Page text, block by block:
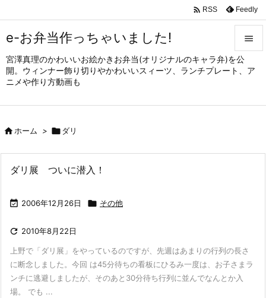
e-お弁当作っちゃいました!
宮澤真理のかわいいお絵かきお弁当(オリジナルのキャラ弁)を公
開。ウィンナー飾り切りやかわいいスィーツ、ランチプレート、ア
ニメや作り方動画も


メニュ
サイド

 RSS Feedly
ホーム > ダリ
ダリ展 ついに潜入！
 2006年12月26日  その他
 2010年8月22日
上野で「ダリ展」をやっているのですが、先週はあまりの行列の長さ
に断念しました。今回 は45分待ちの看板にひるみ一度は、お子さまラ
ンチに逃避しましたが、そのあと30分待ち行列に並んでなんとか入
場。 でも ...